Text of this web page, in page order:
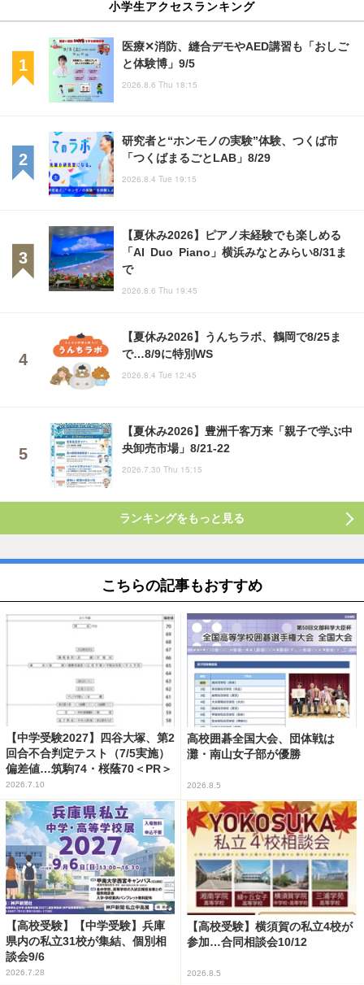
小学生アクセスランキング
医療✕消防、縫合デモやAED講習も「おしご
と体験博」9/5
2026.8.6 Thu 18:15
研究者と“ホンモノの実験”体験、つくば市
「つくばまるごとLAB」8/29
2026.8.4 Tue 19:15
【夏休み2026】ピアノ未経験でも楽しめる
「AI Duo Piano」横浜みなとみらい8/31ま
で
2026.8.6 Thu 19:45
【夏休み2026】うんちラボ、鶴岡で8/25ま
で…8/9に特別WS
2026.8.4 Tue 12:45
【夏休み2026】豊洲千客万来「親子で学ぶ中
央卸売市場」8/21-22
2026.7.30 Thu 15:15
ランキングをもっと見る
こちらの記事もおすすめ
【中学受験2027】四谷大塚、第2
回合不合判定テスト（7/5実施）
偏差値…筑駒74・桜蔭70＜PR＞
2026.7.10
高校囲碁全国大会、団体戦は
灘・南山女子部が優勝
2026.8.5
【高校受験】【中学受験】兵庫
県内の私立31校が集結、個別相
談会9/6
2026.7.28
【高校受験】横須賀の私立4校が
参加…合同相談会10/12
2026.8.5